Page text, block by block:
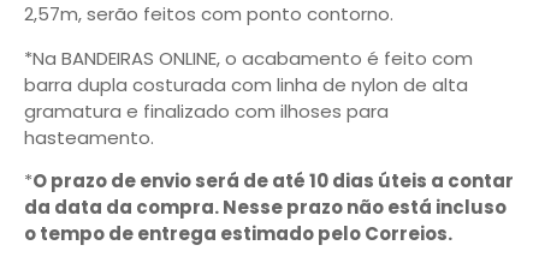
2,57m, serão feitos com ponto contorno.
*Na BANDEIRAS ONLINE, o acabamento é feito com
barra dupla costurada com linha de nylon de alta
gramatura e finalizado com ilhoses para
hasteamento.
*O prazo de envio será de até 10 dias úteis a contar
da data da compra. Nesse prazo não está incluso
o tempo de entrega estimado pelo Correios.